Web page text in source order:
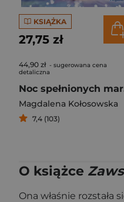
KSIĄŻKA
27,75 zł
44,90 zł - sugerowana cena
detaliczna
Magdalena Kołosowska
7,4 (103)
O książce
Ona właśnie